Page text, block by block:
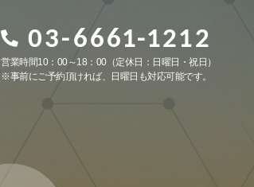
営業時間10：00～18：00（定休日：日曜日・祝日）
※事前にご予約頂ければ、日曜日も対応可能です。